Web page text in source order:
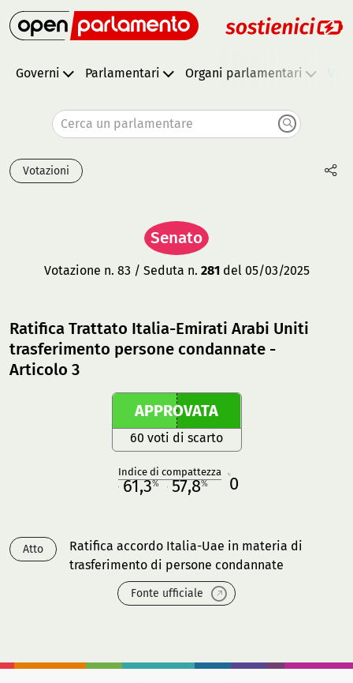
Governi Parlamentari Organi parlamentari
Cerca un parlamentare
Votazioni
Senato
Votazione n. 83 / Seduta n. 281del 05/03/2025
Ratifica Trattato Italia-Emirati Arabi Uniti
trasferimento persone condannate -
Articolo 3
APPROVATA
60 voti di scarto
Indice di compattezza
61,3% 57,8% 0
Atto
Ratifica accordo Italia-Uae in materia di
trasferimento di persone condannate
Fonte ufficiale